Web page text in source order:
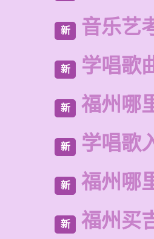
新 音乐艺
新 学唱歌
新 福州哪
新 学唱歌
新 福州哪
新 福州买